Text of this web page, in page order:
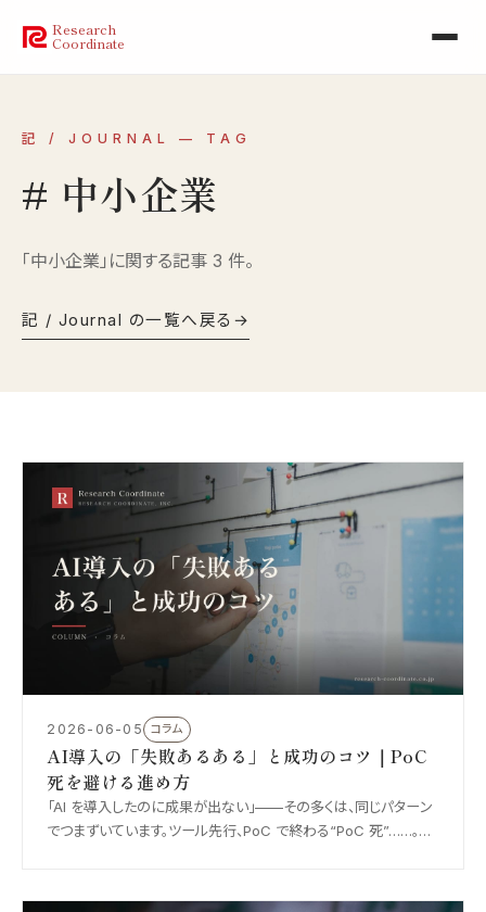
Research
Coordinate
記 / JOURNAL — TAG
# 中小企業
「中小企業」に関する記事 3 件。
記 / Journal の一覧へ戻る
2026-06-05 コラム
AI導入の「失敗あるある」と成功のコツ｜PoC
死を避ける進め方
「AI を導入したのに成果が出ない」——その多くは、同じパターン
でつまずいています。ツール先行、PoC で終わる“PoC 死”……。